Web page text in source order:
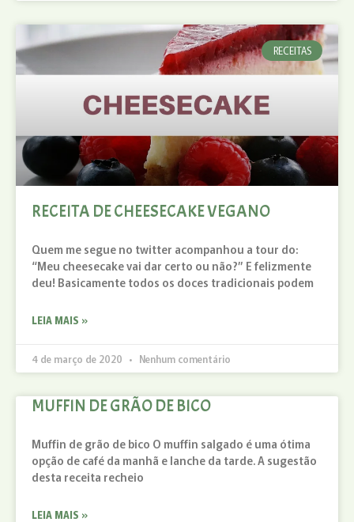
RECEITAS
RECEITA DE CHEESECAKE VEGANO
Quem me segue no twitter acompanhou a tour do:
“Meu cheesecake vai dar certo ou não?” E felizmente
deu! Basicamente todos os doces tradicionais podem
LEIA MAIS »
4 de março de 2020 Nenhum comentário
MUFFIN DE GRÃO DE BICO
Muffin de grão de bico O muffin salgado é uma ótima
opção de café da manhã e lanche da tarde. A sugestão
desta receita recheio
LEIA MAIS »